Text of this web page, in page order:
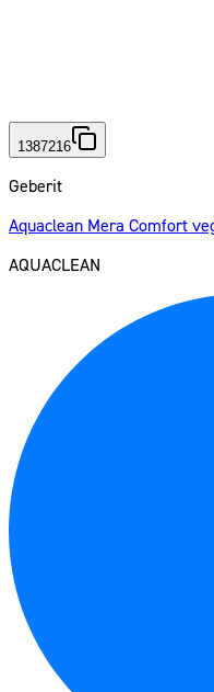
1387216
Geberit
Aquaclean Mera Comfort
AQUACLEAN